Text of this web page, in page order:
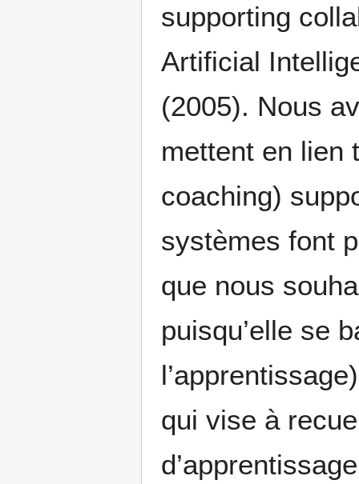
supporting
Artificial
(2005). Nous
mettent en lien
coaching)
systèmes font
que nous
puisqu’elle se
qui vise à